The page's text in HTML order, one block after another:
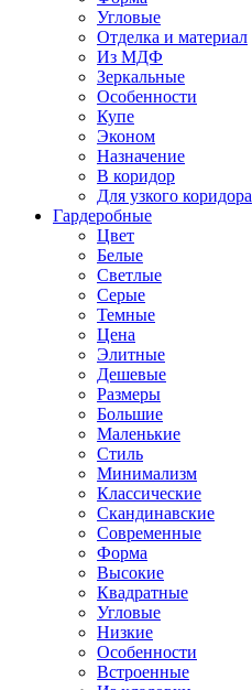
Угловые
Отделка и материал
Из МДФ
Зеркальные
Особенности
Купе
Эконом
Назначение
В коридор
Для узкого коридора
Гардеробные
Цвет
Белые
Светлые
Серые
Темные
Цена
Элитные
Дешевые
Размеры
Большие
Маленькие
Стиль
Минимализм
Классические
Скандинавские
Современные
Форма
Высокие
Квадратные
Угловые
Низкие
Особенности
Встроенные